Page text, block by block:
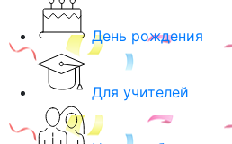
День рождения
Для учителей